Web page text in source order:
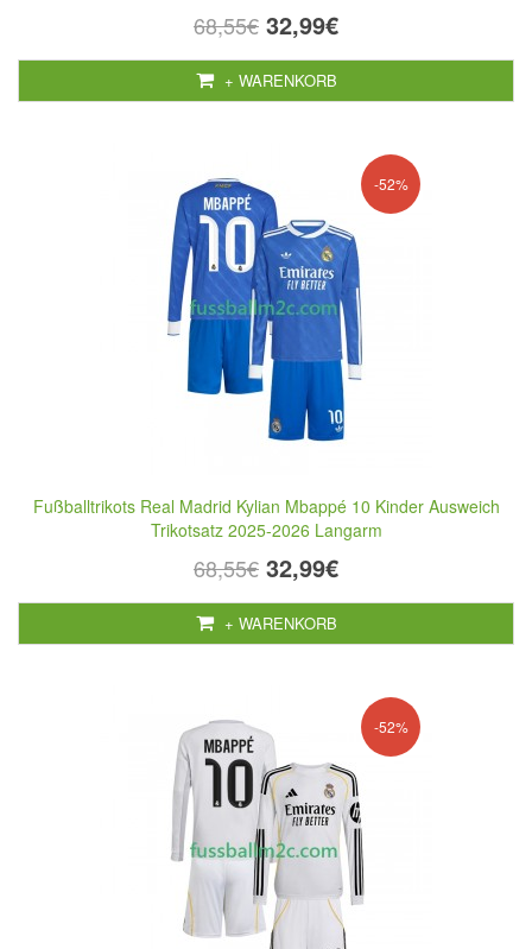
68,55€ 32,99€
+ WARENKORB
-52%
Fußballtrikots Real Madrid Kylian Mbappé 10 Kinder Ausweich
Trikotsatz 2025-2026 Langarm
68,55€ 32,99€
+ WARENKORB
-52%